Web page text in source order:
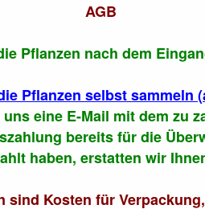
AGB
Pflanzen nach dem
Pflanzen selbst sammeln
eine E-Mail mit dem zu
bereits für die
haben, erstatten wir
Kosten für